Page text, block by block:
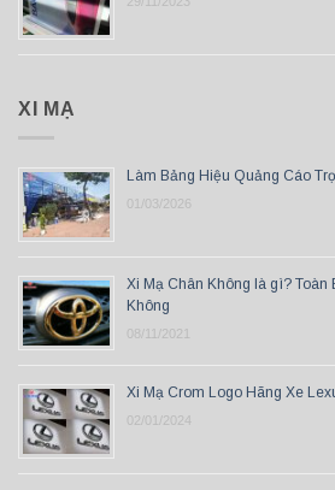
XI MẠ
Làm Bảng Hiệu Quảng Cáo
01/03/2026
Xi Mạ Chân Không là gì? Toàn
Không
08/11/2021
Xi Mạ Crom Logo Hãng Xe
02/01/2024